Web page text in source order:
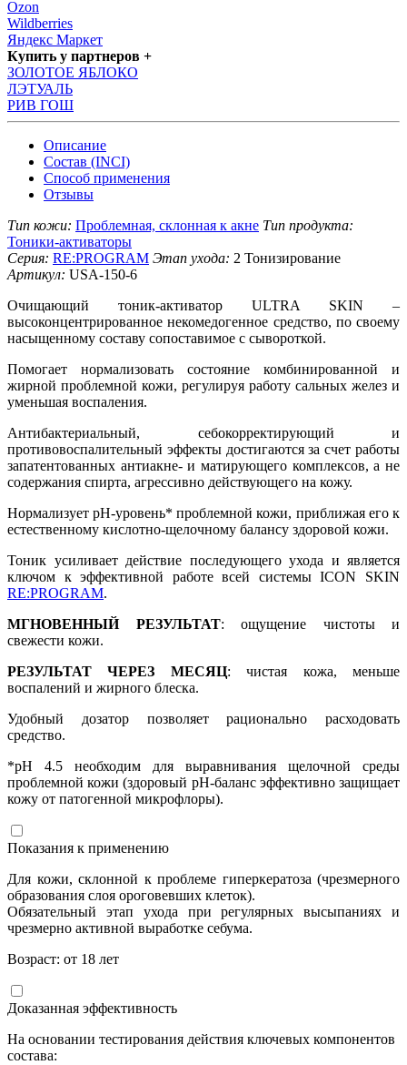
Ozon
Wildberries
Яндекс Маркет
Купить у партнеров +
ЗОЛОТОЕ ЯБЛОКО
ЛЭТУАЛЬ
РИВ ГОШ
Описание
Состав (INCI)
Способ применения
Отзывы
Тип кожи: Проблемная, склонная к акне Тип продукта:
Тоники-активаторы
Серия: RE:PROGRAM Этап ухода: 2 Тонизирование
Артикул: USA-150-6
Очищающий тоник-активатор ULTRA SKIN –
высоконцентрированное некомедогенное средство, по своему
насыщенному составу сопоставимое с сывороткой.
Помогает нормализовать состояние комбинированной и
жирной проблемной кожи, регулируя работу сальных желез и
уменьшая воспаления.
Антибактериальный, себокорректирующий и
противовоспалительный эффекты достигаются за счет работы
запатентованных антиакне- и матирующего комплексов, а не
содержания спирта, агрессивно действующего на кожу.
Нормализует рН-уровень* проблемной кожи, приближая его к
естественному кислотно-щелочному балансу здоровой кожи.
Тоник усиливает действие последующего ухода и является
ключом к эффективной работе всей системы ICON SKIN
RE:PROGRAM.
МГНОВЕННЫЙ РЕЗУЛЬТАТ: ощущение чистоты и
свежести кожи.
РЕЗУЛЬТАТ ЧЕРЕЗ МЕСЯЦ: чистая кожа, меньше
воспалений и жирного блеска.
Удобный дозатор позволяет рационально расходовать
средство.
*pH 4.5 необходим для выравнивания щелочной среды
проблемной кожи (здоровый рН-баланс эффективно защищает
кожу от патогенной микрофлоры).
Показания к применению
Для кожи, склонной к проблеме гиперкератоза (чрезмерного
образования слоя ороговевших клеток).
Обязательный этап ухода при регулярных высыпаниях и
чрезмерно активной выработке себума.
Возраст: от 18 лет
Доказанная эффективность
На основании тестирования действия ключевых компонентов
состава: